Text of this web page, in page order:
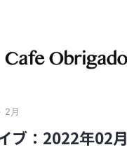
2月
ブ：2022年02月